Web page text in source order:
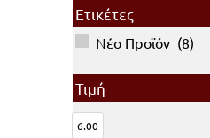
Ετικέτες
Νέο Προϊόν (8)
Τιμή
6.00